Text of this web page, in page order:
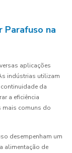
Parafuso na
aplicações
indústrias utilizam
da
a eficiência
mais comuns do
desempenham um
alimentação de